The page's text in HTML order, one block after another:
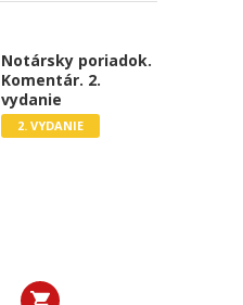
Notársky poriadok.
Komentár. 2.
vydanie
2. VYDANIE